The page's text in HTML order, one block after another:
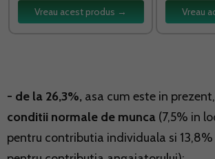
Vreau acest produs → Vreau
- de la 26,3%, asa cum este in
conditii normale de munca (7,5% in
pentru contributia individuala si 13,8%